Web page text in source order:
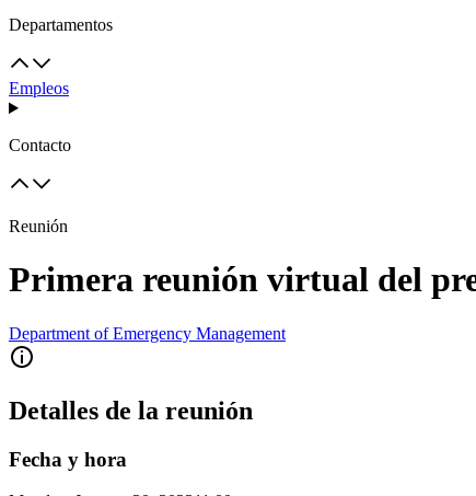
Departamentos
Empleos
Contacto
Reunión
Primera reunión virtual del
Department of Emergency Management
Detalles de la reunión
Fecha y hora